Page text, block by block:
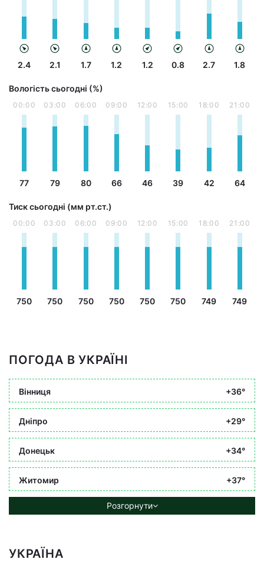
2.4 2.1 1.7 1.2 1.2 0.8 2.7 1.8
Вологість сьогодні (%)
00:00
77
03:00
79
06:00
80
09:00
66
12:00
46
15:00
39
18:00
42
21:00
64
Тиск сьогодні (мм рт.ст.)
00:00
750
03:00
750
06:00
750
09:00
750
12:00
750
15:00
750
18:00
749
21:00
749
ПОГОДА В УКРАЇНІ
Вінниця +36°
Дніпро +29°
Донецьк +34°
Житомир +37°
Розгорнути
УКРАЇНА